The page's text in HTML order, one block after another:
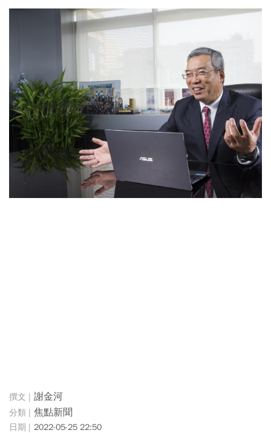
謝金河
焦點新聞
2022-05-25 22:50